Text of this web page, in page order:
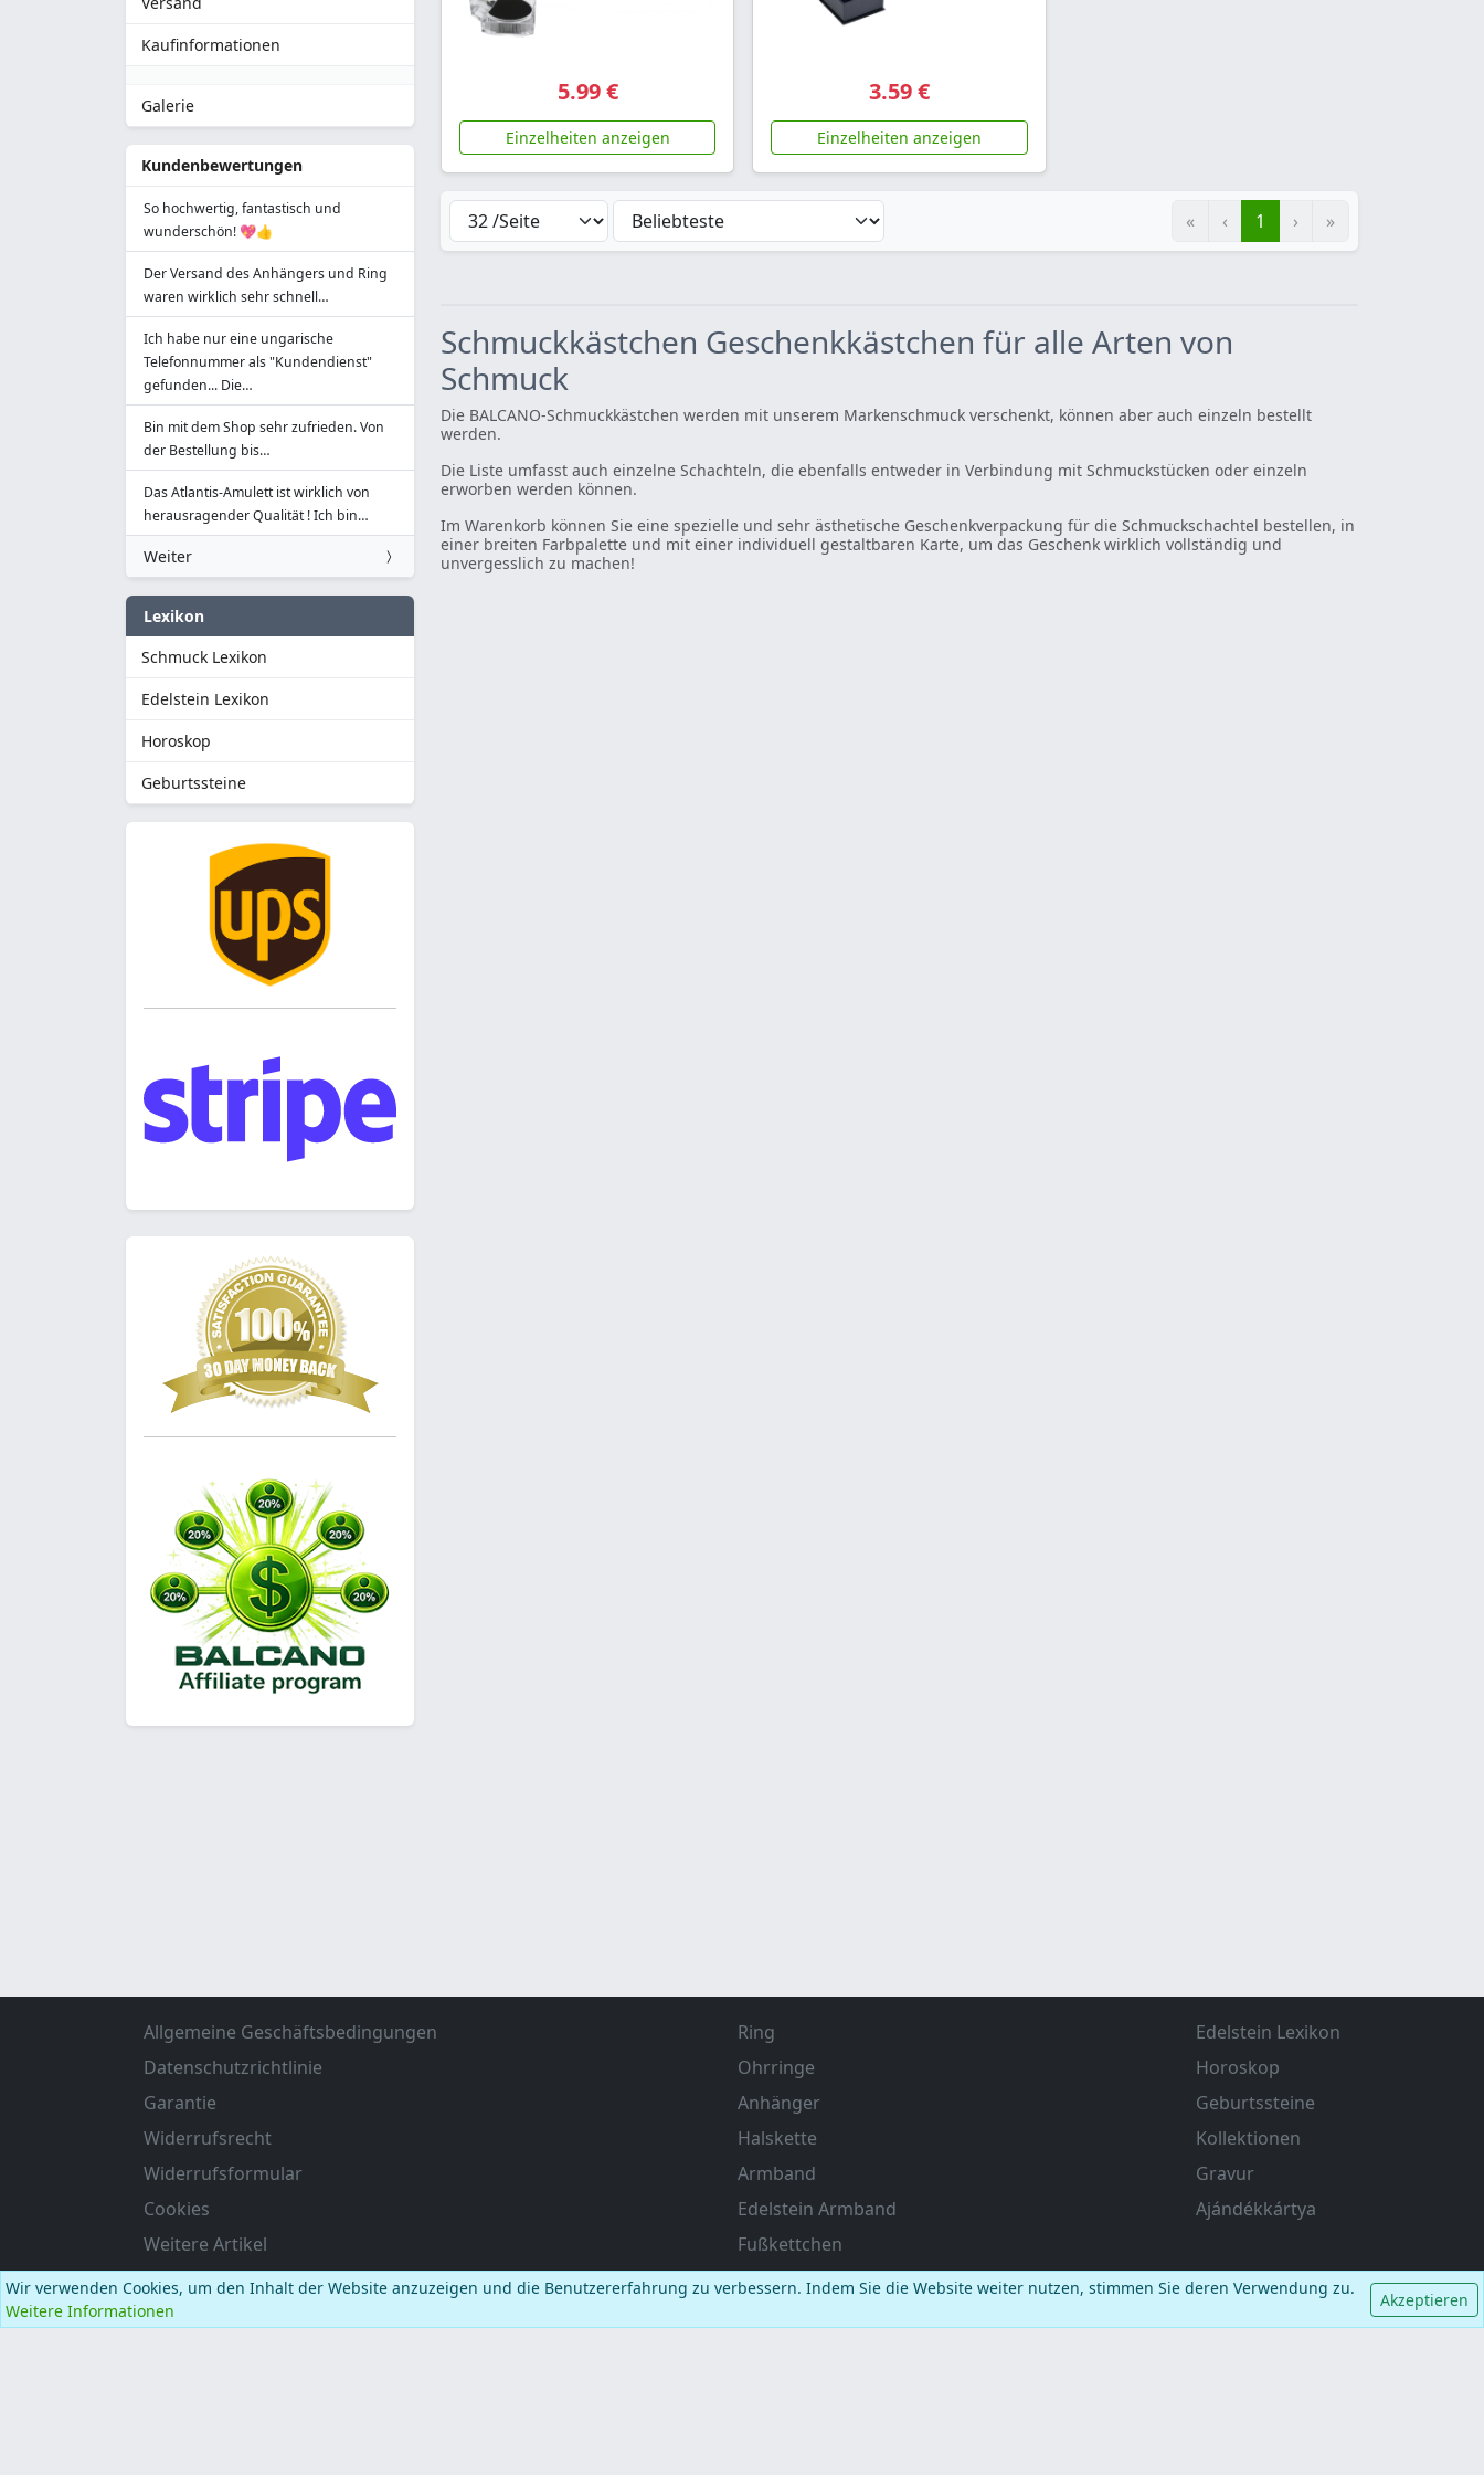
Gravierbare Armbänder
Freundschaftsarmbänder
Edelstein Armband
Fußkettchen
Zehenring
Charm und Spacer
Geschenkartikel
Geschenkbox
Zubehör
Gravur
Kollektionen
Sonderangebot
Kaufinformationen
Galerie
Kundenbewertungen
So hochwertig, fantastisch und
wunderschön! 💖👍
Der Versand des Anhängers und Ring
waren wirklich sehr schnell…
Ich habe nur eine ungarische
Telefonnummer als "Kundendienst"
gefunden... Die…
Bin mit dem Shop sehr zufrieden. Von
der Bestellung bis…
Das Atlantis-Amulett ist wirklich von
herausragender Qualität ! Ich bin…
Weiter
Lexikon
Schmuck Lexikon
Edelstein Lexikon
Horoskop
Geburtssteine
5.99 €
Einzelheiten anzeigen
3.59 €
Einzelheiten anzeigen
« ‹ 1 › »
Schmuckkästchen Geschenkkästchen für alle Arten von
Schmuck
Die BALCANO-Schmuckkästchen werden mit unserem Markenschmuck verschenkt, können aber auch einzeln bestellt
werden.
Die Liste umfasst auch einzelne Schachteln, die ebenfalls entweder in Verbindung mit Schmuckstücken oder einzeln
erworben werden können.
Im Warenkorb können Sie eine spezielle und sehr ästhetische Geschenkverpackung für die Schmuckschachtel bestellen, in
einer breiten Farbpalette und mit einer individuell gestaltbaren Karte, um das Geschenk wirklich vollständig und
unvergesslich zu machen!
Allgemeine Geschäftsbedingungen
Datenschutzrichtlinie
Garantie
Widerrufsrecht
Widerrufsformular
Cookies
Weitere Artikel
Ring
Ohrringe
Anhänger
Halskette
Armband
Edelstein Armband
Fußkettchen
Zehenring
Edelstein Lexikon
Horoskop
Geburtssteine
Kollektionen
Gravur
Ajándékkártya
Wir verwenden Cookies, um den Inhalt der Website anzuzeigen und die Benutzererfahrung zu verbessern. Indem Sie die Website weiter nutzen, stimmen Sie deren Verwendung zu.
Weitere Informationen
Akzeptieren